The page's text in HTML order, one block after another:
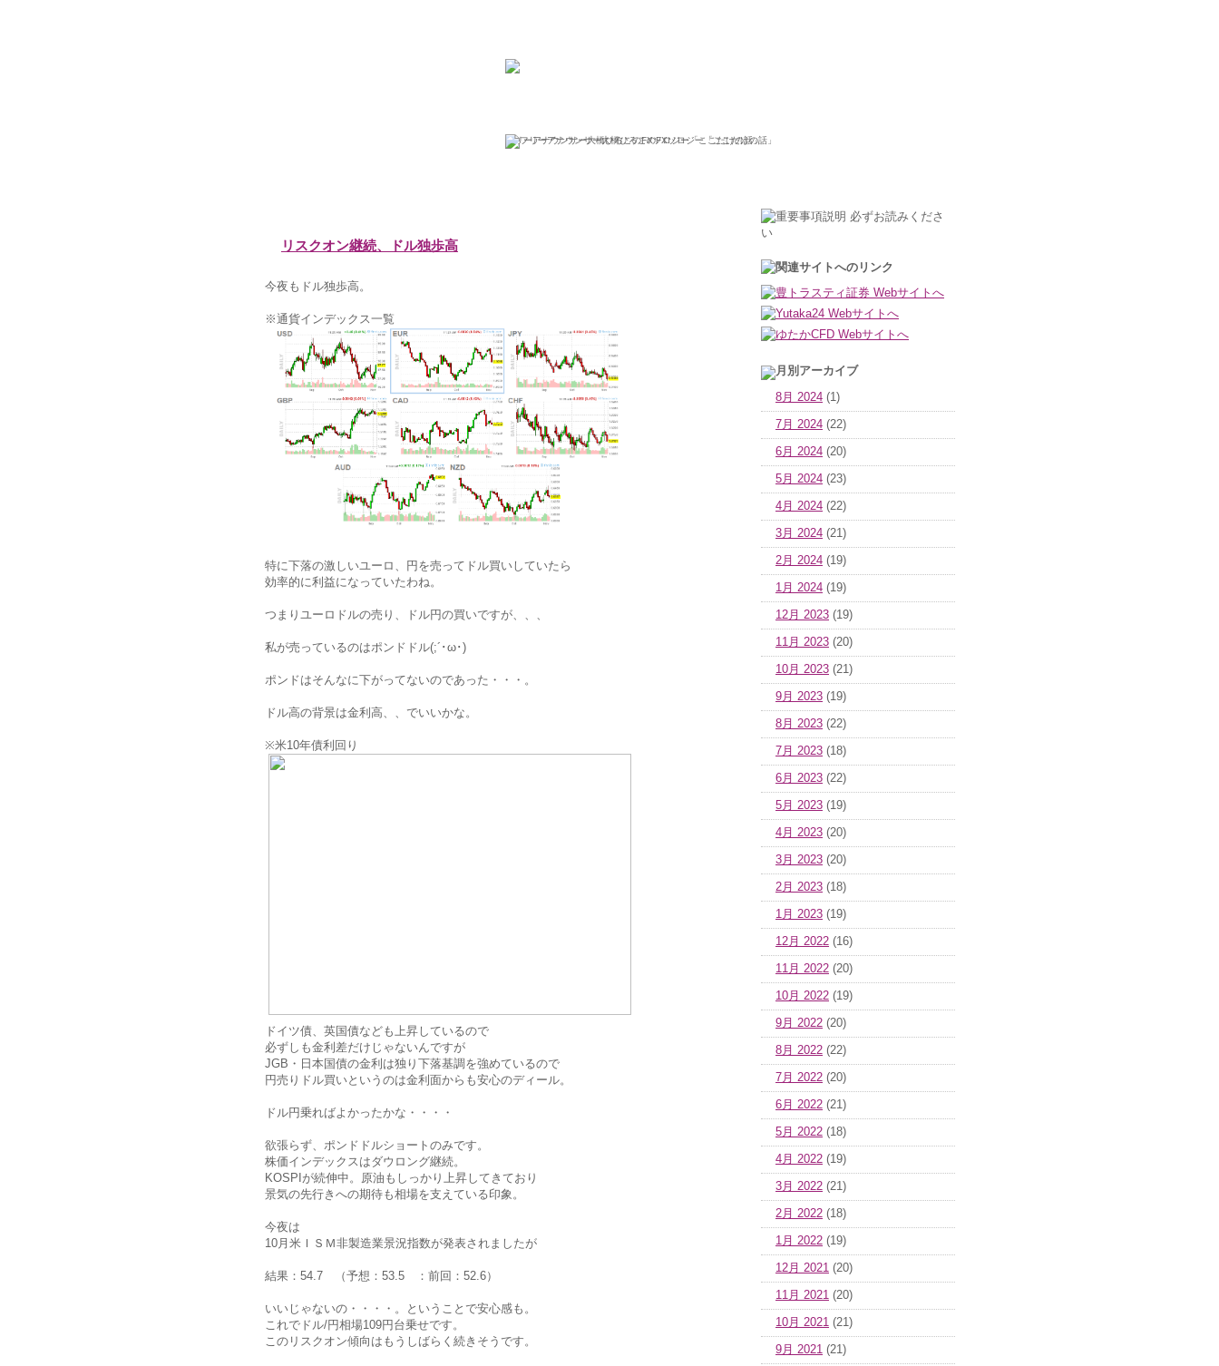
ひろこの“ボラタイル”な日々
フリーアナウンサー大橋ひろこのFXソロジー「ここだけの話」
リスクオン継続、ドル独歩高
今夜もドル独歩高。
※通貨インデックス一覧
特に下落の激しいユーロ、円を売ってドル買いしていたら
効率的に利益になっていたわね。
つまりユーロドルの売り、ドル円の買いですが、、、
私が売っているのはポンドドル(;´･ω･)
ポンドはそんなに下がってないのであった・・・。
ドル高の背景は金利高、、でいいかな。
※米10年債利回り
ドイツ債、英国債なども上昇しているので
必ずしも金利差だけじゃないんですが
JGB・日本国債の金利は独り下落基調を強めているので
円売りドル買いというのは金利面からも安心のディール。
ドル円乗ればよかったかな・・・・
欲張らず、ポンドドルショートのみです。
株価インデックスはダウロング継続。
KOSPIが続伸中。原油もしっかり上昇してきており
景気の先行きへの期待も相場を支えている印象。
今夜は
10月米ＩＳＭ非製造業景況指数が発表されましたが
結果：54.7 （予想：53.5 ：前回：52.6）
いいじゃないの・・・・。ということで安心感も。
これでドル/円相場109円台乗せです。
このリスクオン傾向はもうしばらく続きそうです。
8月 2024 (1)
7月 2024 (22)
6月 2024 (20)
5月 2024 (23)
4月 2024 (22)
3月 2024 (21)
2月 2024 (19)
1月 2024 (19)
12月 2023 (19)
11月 2023 (20)
10月 2023 (21)
9月 2023 (19)
8月 2023 (22)
7月 2023 (18)
6月 2023 (22)
5月 2023 (19)
4月 2023 (20)
3月 2023 (20)
2月 2023 (18)
1月 2023 (19)
12月 2022 (16)
11月 2022 (20)
10月 2022 (19)
9月 2022 (20)
8月 2022 (22)
7月 2022 (20)
6月 2022 (21)
5月 2022 (18)
4月 2022 (19)
3月 2022 (21)
2月 2022 (18)
1月 2022 (19)
12月 2021 (20)
11月 2021 (20)
10月 2021 (21)
9月 2021 (21)